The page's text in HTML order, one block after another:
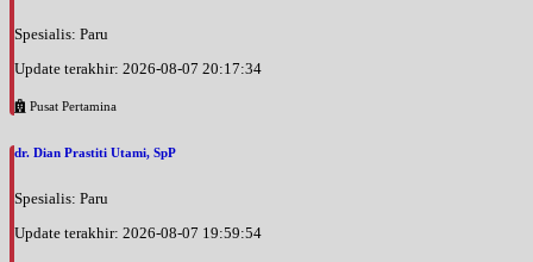
Spesialis: Paru
Update terakhir: 2026-08-07 20:17:34
Pusat Pertamina
dr. Dian Prastiti Utami, SpP
Spesialis: Paru
Update terakhir: 2026-08-07 19:59:54